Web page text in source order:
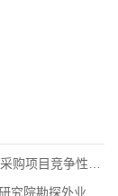
竞争性磋商公告
外业分包及岩土工